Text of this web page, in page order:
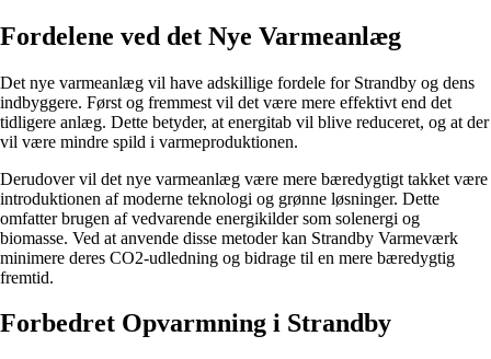
Fordelene ved det Nye Varmeanlæg
Det nye varmeanlæg vil have adskillige fordele for Strandby og dens
indbyggere. Først og fremmest vil det være mere effektivt end det
tidligere anlæg. Dette betyder, at energitab vil blive reduceret, og at der
vil være mindre spild i varmeproduktionen.
Derudover vil det nye varmeanlæg være mere bæredygtigt takket være
introduktionen af ​​moderne teknologi og grønne løsninger. Dette
omfatter brugen af ​​vedvarende energikilder som solenergi og
biomasse. Ved at anvende disse metoder kan Strandby Varmeværk
minimere deres CO2-udledning og bidrage til en mere bæredygtig
fremtid.
Forbedret Opvarmning i Strandby